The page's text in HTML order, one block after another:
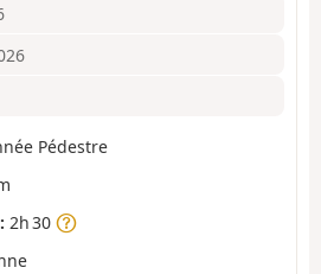
Pédestre
2h 30